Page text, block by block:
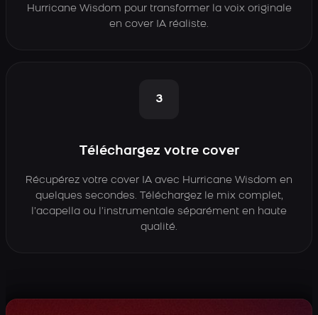
Hurricane Wisdom pour transformer la voix originale
en cover IA réaliste.
3
Téléchargez votre cover
Récupérez votre cover IA avec Hurricane Wisdom en
quelques secondes. Téléchargez le mix complet,
l’acapella ou l’instrumentale séparément en haute
qualité.